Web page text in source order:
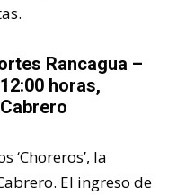
Rancagua –
horas,
‘Choreros’, la
El ingreso de